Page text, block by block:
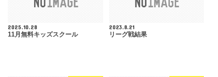
2025.10.28
11月無料キッズスクール
2023.8.21
リーグ戦結果